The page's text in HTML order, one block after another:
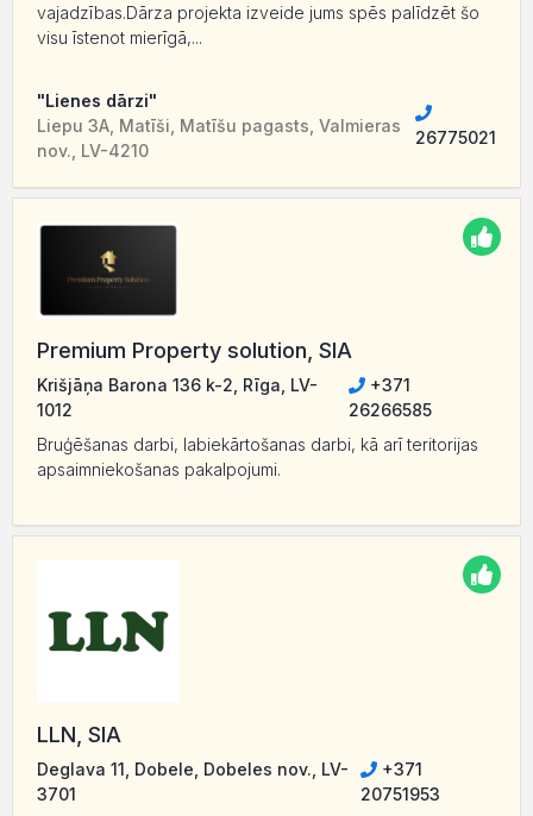
vajadzības.Dārza projekta izveide jums spēs palīdzēt šo
visu īstenot mierīgā,...
"Lienes dārzi"
Liepu 3A, Matīši, Matīšu pagasts, Valmieras
nov., LV-4210
26775021
Premium Property solution, SIA
Krišjāņa Barona 136 k-2, Rīga, LV-
1012
+371
26266585
Bruģēšanas darbi, labiekārtošanas darbi, kā arī teritorijas
apsaimniekošanas pakalpojumi.
LLN, SIA
Deglava 11, Dobele, Dobeles nov., LV-
3701
+371
20751953